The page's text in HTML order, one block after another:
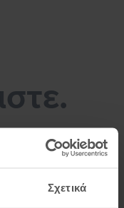
Σχετικά
για
πρόβλημα